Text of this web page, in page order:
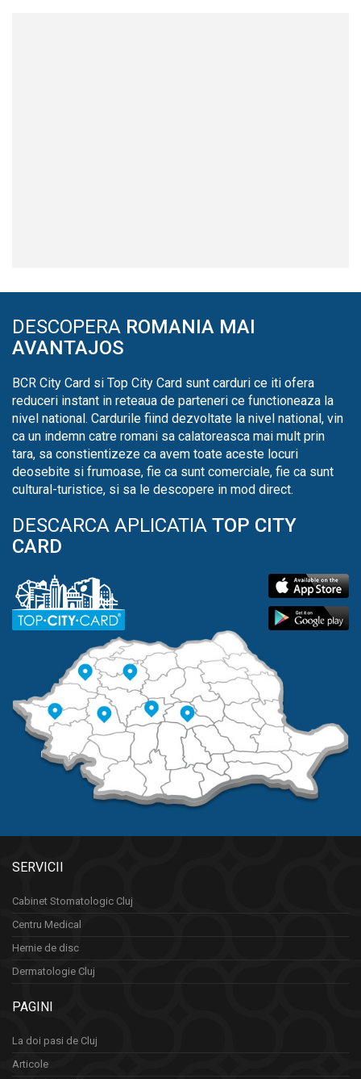
DESCOPERA ROMANIA MAI
AVANTAJOS
BCR City Card si Top City Card sunt carduri ce iti ofera
reduceri instant in reteaua de parteneri ce functioneaza la
nivel national. Cardurile fiind dezvoltate la nivel national, vin
ca un indemn catre romani sa calatoreasca mai mult prin
tara, sa constientizeze ca avem toate aceste locuri
deosebite si frumoase, fie ca sunt comerciale, fie ca sunt
cultural-turistice, si sa le descopere in mod direct.
DESCARCA APLICATIA TOP CITY
CARD
SERVICII
Cabinet Stomatologic Cluj
Centru Medical
Hernie de disc
Dermatologie Cluj
PAGINI
La doi pasi de Cluj
Articole